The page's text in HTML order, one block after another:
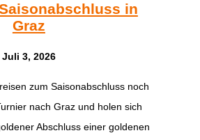
in
Graz
Juli 3, 2026
zum Saisonabschluss noch
nach Graz und holen sich
Abschluss einer goldenen